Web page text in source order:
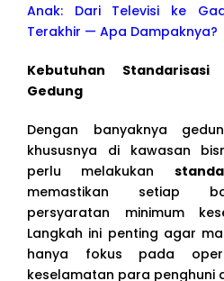
Anak: Dari Televisi ke
Terakhir — Apa Dampaknya?
Kebutuhan Standarisasi
Gedung
Dengan banyaknya
khususnya di kawasan
perlu melakukan
memastikan setiap
persyaratan minimum
Langkah ini penting agar
hanya fokus pada
keselamatan para penghuni